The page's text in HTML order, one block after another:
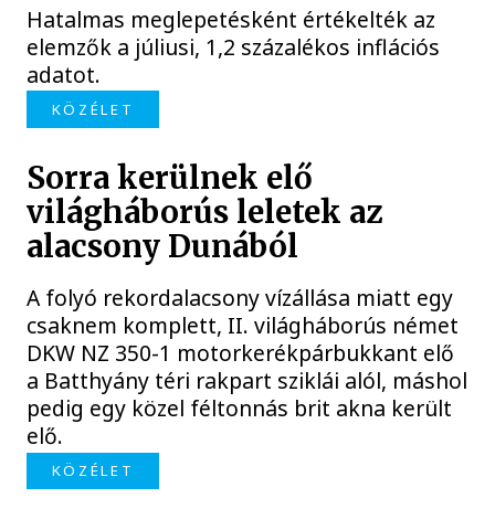
Hatalmas meglepetésként értékelték az
elemzők a júliusi, 1,2 százalékos inflációs
adatot.
KÖZÉLET
Sorra kerülnek elő
világháborús leletek az
alacsony Dunából
A folyó rekordalacsony vízállása miatt egy
csaknem komplett, II. világháborús német
DKW NZ 350-1 motorkerékpárbukkant elő
a Batthyány téri rakpart sziklái alól, máshol
pedig egy közel féltonnás brit akna került
elő.
KÖZÉLET